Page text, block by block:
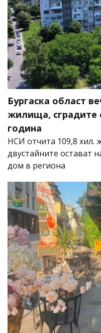
Бургаска област
жилища, сградите
година
НСИ отчита 109,8 хил.
двустайните остават
дом в региона